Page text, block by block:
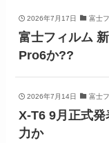
2026年7月17日 富士
富士フィルム
Pro6か??
2026年7月14日 富士
X-T6 9月正式
力か